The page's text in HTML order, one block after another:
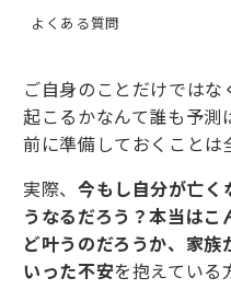
よくある質問
ご自身のことだけでは
起こるかなんて誰も予
前に準備しておくことは
実際、 今もし自分が亡く
うなるだろう？本当は
ど叶うのだろうか、家
いった不安を抱えている